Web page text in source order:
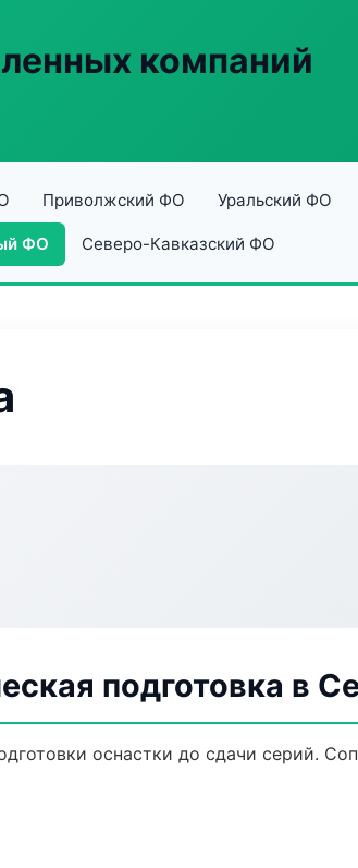
компаний
Приволжский ФО Уральский ФО
ФО Северо-Кавказский ФО
подготовка в
оснастки до сдачи серий.